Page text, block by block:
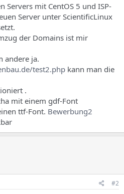
Servers mit CentOS 5 und ISP-
Server unter ScientificLinux
der Domains ist mir
andere ja.
test2.php kann man die
.
mit einem gdf-Font
ttf-Font. Bewerbung2
#2